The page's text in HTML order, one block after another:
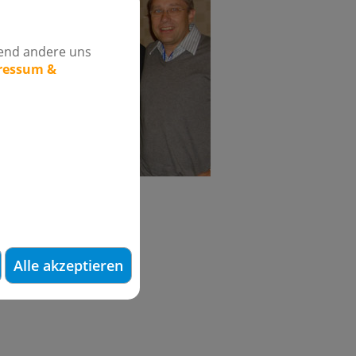
andere uns
&
Alle akzeptieren
verschrieben hat.